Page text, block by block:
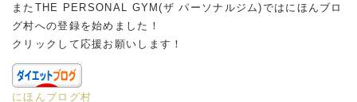
またTHE PERSONAL GYM(ザ パーソナルジム)ではにほんブロ
グ村への登録を始めました！
クリックして応援お願いします！
にほんブログ村